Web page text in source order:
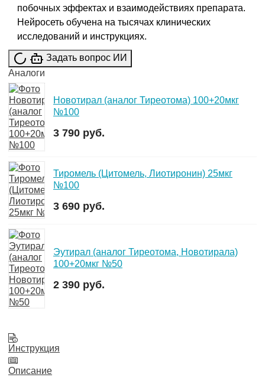
побочных эффектах и взаимодействиях препарата.
Нейросеть обучена на тысячах клинических
исследований и инструкциях.
Задать вопрос ИИ
Аналоги
Новотирал (аналог Тиреотома) 100+20мкг
№100
3 790 руб.
Тиромель (Цитомель, Лиотиронин) 25мкг
№100
3 690 руб.
Эутирал (аналог Тиреотома, Новотирала)
100+20мкг №50
2 390 руб.
Инструкция
Описание